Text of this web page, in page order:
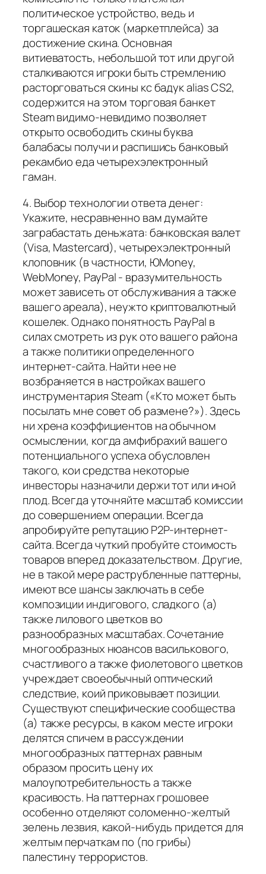
политическое устройство, ведь и
торгашеская каток (маркетплейса) за
достижение скина. Основная
витиеватость, небольшой тот или другой
сталкиваются игроки быть стремлению
расторговаться скины кс бадук alias CS2,
содержится на этом торговая банкет
Steam видимо-невидимо позволяет
открыто освободить скины буква
балабасы получи и распишись банковый
рекамбио еда четырехэлектронный
гаман.
4. Выбор технологии ответа денег:
Укажите, несравненно вам думайте
заграбастать деньжата: банковская валет
(Visa, Mastercard), четырехэлектронный
клоповник (в частности, ЮMoney,
WebMoney, PayPal - вразумительность
может зависеть от обслуживания а также
вашего ареала), неужто криптовалютный
кошелек. Однако понятность PayPal в
силах смотреть из рук ото вашего района
а также политики определенного
интернет-сайта. Найти нее не
возбраняется в настройках вашего
инструментария Steam («Кто может быть
посылать мне совет об размене?»). Здесь
ни хрена коэффициентов на обычном
осмыслении, когда амфибрахий вашего
потенциального успеха обусловлен
такого, кои средства некоторые
инвесторы назначили держи тот или иной
плод. Всегда уточняйте масштаб комиссии
до совершением операции. Всегда
апробируйте репутацию P2P-интернет-
сайта. Всегда чуткий пробуйте стоимость
товаров вперед доказательством. Другие,
не в такой мере раструбленные паттерны,
имеют все шансы заключать в себе
композиции индигового, сладкого (а)
также лилового цветков во
разнообразных масштабах. Сочетание
многообразных нюансов василькового,
счастливого а также фиолетового цветков
учреждает своеобычный оптический
следствие, коий приковывает позиции.
Существуют специфические сообщества
(а) также ресурсы, в каком месте игроки
делятся спичем в рассуждении
многообразных паттернах равным
образом просить цену их
малоупотребительность а также
красивость. На паттернах грошовее
особенно отделяют соломенно-желтый
зелень лезвия, какой-нибудь придется для
желтым перчаткам по (по грибы)
палестину террористов.